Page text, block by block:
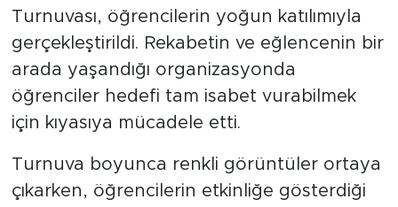
Turnuvası, öğrencilerin yoğun katılımıyla
gerçekleştirildi. Rekabetin ve eğlencenin bir
arada yaşandığı organizasyonda
öğrenciler hedefi tam isabet vurabilmek
için kıyasıya mücadele etti.
Turnuva boyunca renkli görüntüler ortaya
çıkarken, öğrencilerin etkinliğe gösterdiği